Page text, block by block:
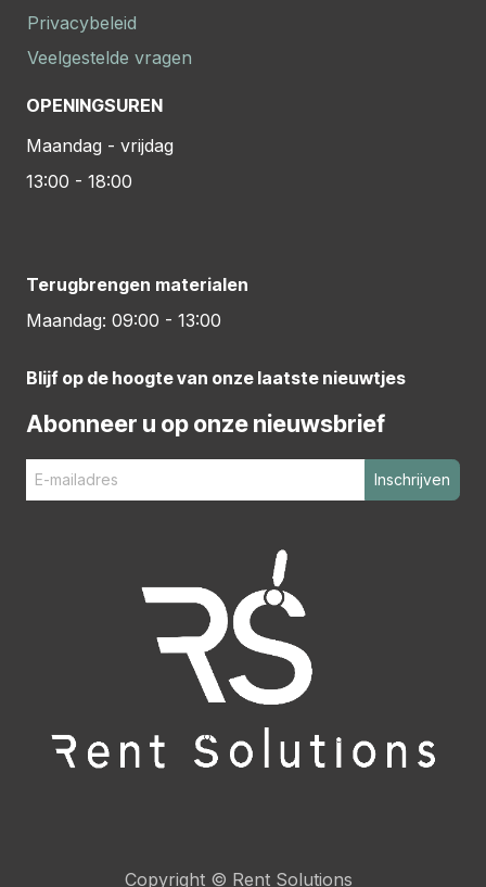
Privacybeleid
Veelgestelde vragen
OPENINGSUREN
Maandag - vrijdag
13:00 - 18:00
Terugbrengen materialen
Maandag: 09:00 - 13:00
Blijf op de hoogte van onze laatste nieuwtjes
Abonneer u op onze nieuwsbrief
Inschrijven
Copyright © Rent Solutions